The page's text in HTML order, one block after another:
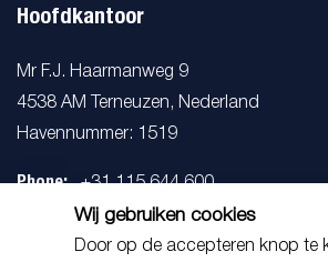
Hoofdkantoor
Mr F.J. Haarmanweg 9
4538 AM Terneuzen, Nederland
Havennummer: 1519
Phone: +31 115 644 600
info@syndus.com
Wij gebruiken cookies
Door op de accepteren knop te